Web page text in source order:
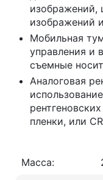
изображений,
изображений
Мобильная
управления и
съемные
Аналоговая
пленки, или
Масса: